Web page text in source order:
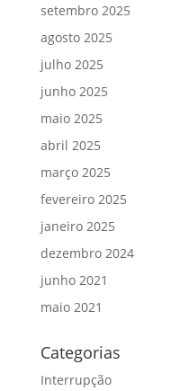
setembro 2025
agosto 2025
julho 2025
junho 2025
maio 2025
abril 2025
março 2025
fevereiro 2025
janeiro 2025
dezembro 2024
junho 2021
maio 2021
Categorias
Interrupção